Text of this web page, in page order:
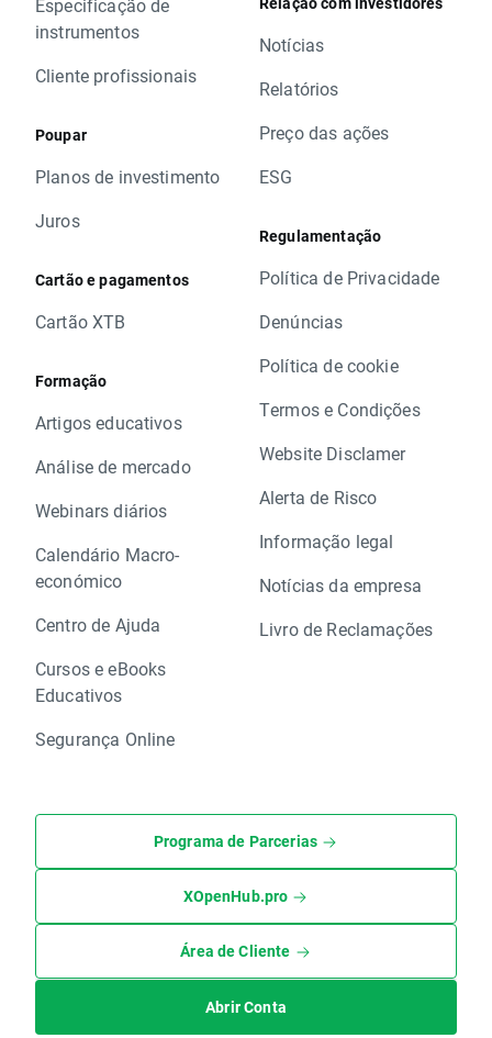
Especificação de
instrumentos
Cliente profissionais
Poupar
Planos de investimento
Juros
Cartão e pagamentos
Cartão XTB
Formação
Artigos educativos
Análise de mercado
Webinars diários
Calendário Macro-
económico
Centro de Ajuda
Cursos e eBooks
Educativos
Segurança Online
Notícias
Relatórios
Preço das ações
ESG
Regulamentação
Política de Privacidade
Denúncias
Política de cookie
Termos e Condições
Website Disclamer
Alerta de Risco
Informação legal
Notícias da empresa
Livro de Reclamações
Programa de Parcerias
XOpenHub.pro
Área de Cliente
Abrir Conta